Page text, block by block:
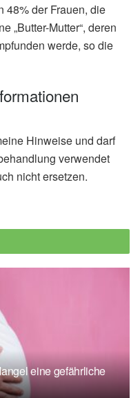
48% der Frauen, die
„Butter-Mutter“, deren
werde, so die
Hinweise und darf
verwendet
nicht ersetzen.
eine gefährliche